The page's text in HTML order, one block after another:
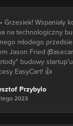
Grzesiek! Wspanialy
na technologiczny
mlodego
Jason Fried
budowy
EasyCart! 👍
Przybylo
2023